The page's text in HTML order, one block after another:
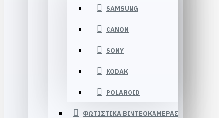
SAMSUNG
CANON
SONY
KODAK
POLAROID
ΦΩΤΙΣΤΙΚΑ ΒΙΝΤΕΟΚΑΜΕΡΑΣ